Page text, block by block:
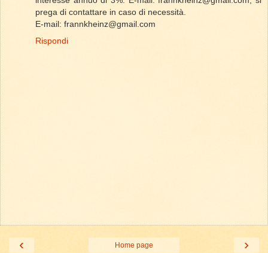
prega di contattare in caso di necessità.
E-mail: frannkheinz@gmail.com
Rispondi
‹ ›
Home page